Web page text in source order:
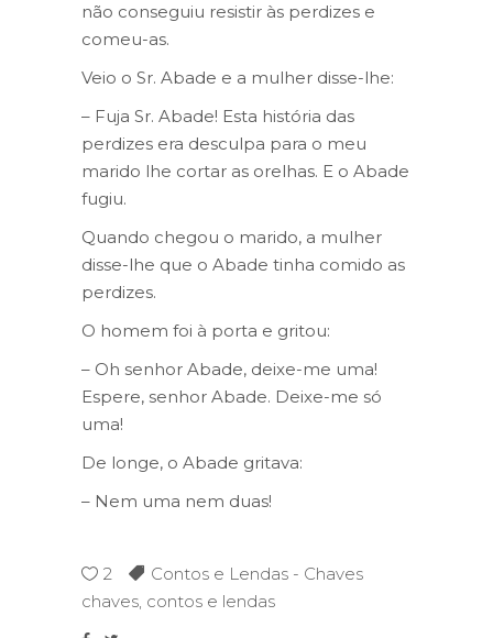
não conseguiu resistir às perdizes e
comeu-as.
Veio o Sr. Abade e a mulher disse-lhe:
– Fuja Sr. Abade! Esta história das
perdizes era desculpa para o meu
marido lhe cortar as orelhas. E o Abade
fugiu.
Quando chegou o marido, a mulher
disse-lhe que o Abade tinha comido as
perdizes.
O homem foi à porta e gritou:
– Oh senhor Abade, deixe-me uma!
Espere, senhor Abade. Deixe-me só
uma!
De longe, o Abade gritava:
– Nem uma nem duas!
2
Contos e Lendas - Chaves
chaves, contos e lendas